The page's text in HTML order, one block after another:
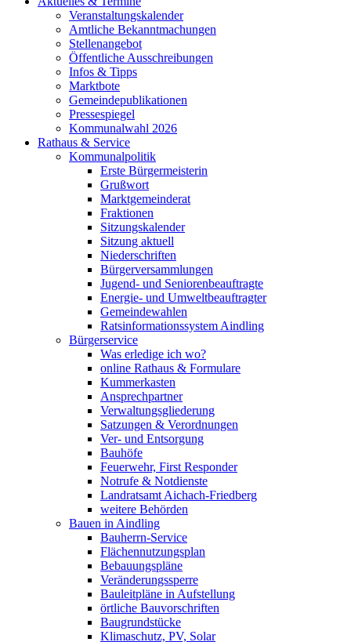
Veranstaltungskalender
Amtliche Bekanntmachungen
Stellenangebot
Öffentliche Ausschreibungen
Infos & Tipps
Marktbote
Gemeindepublikationen
Pressespiegel
Kommunalwahl 2026
Rathaus & Service
Kommunalpolitik
Erste Bürgermeisterin
Grußwort
Marktgemeinderat
Fraktionen
Sitzungskalender
Sitzung aktuell
Niederschriften
Bürgerversammlungen
Jugend- und Seniorenbeauftragte
Energie- und Umweltbeauftragter
Gemeindewahlen
Ratsinformationssystem Aindling
Bürgerservice
Was erledige ich wo?
online Rathaus & Formulare
Kummerkasten
Ansprechpartner
Verwaltungsgliederung
Satzungen & Verordnungen
Ver- und Entsorgung
Bauhöfe
Feuerwehr, First Responder
Notrufe & Notdienste
Landratsamt Aichach-Friedberg
weitere Behörden
Bauen in Aindling
Bauherrn-Service
Flächennutzungsplan
Bebauungspläne
Veränderungssperre
Bauleitpläne in Aufstellung
örtliche Bauvorschriften
Baugrundstücke
Klimaschutz, PV, Solar